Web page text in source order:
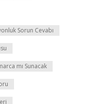
Sorun Cevabı
mı Sunacak